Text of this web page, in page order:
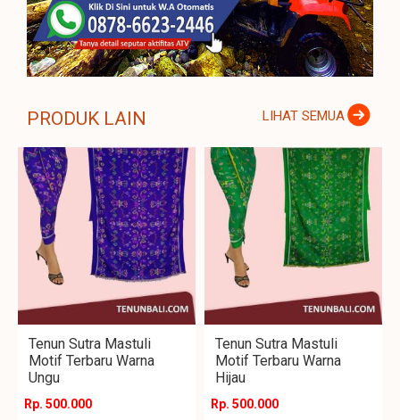
PRODUK LAIN LIHAT SEMUA
Tenun Sutra Mastuli
Motif Terbaru Warna
Ungu
Rp. 500.000
Tenun Sutra Mastuli
Motif Terbaru Warna
Hijau
Rp. 500.000